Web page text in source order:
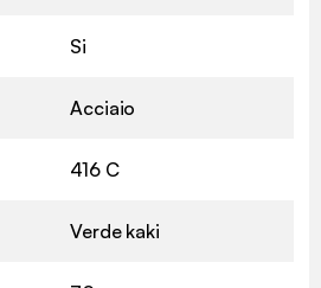
Si
Acciaio
416 C
Verde kaki